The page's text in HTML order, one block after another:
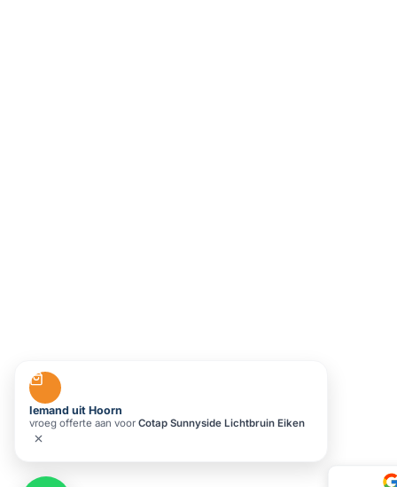
Iemand uit Hoorn
vroeg offerte aan voor Cotap Sunnyside Lichtbruin Eiken